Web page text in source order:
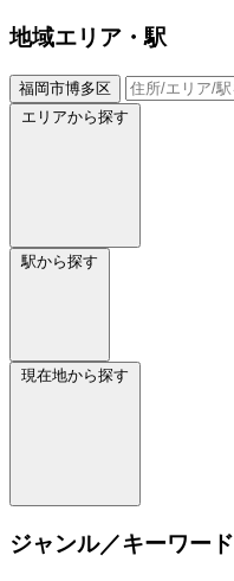
地域エリア・駅
福岡市博多区
エリアから探す
駅から探す
現在地から探す
ジャンル／キーワード